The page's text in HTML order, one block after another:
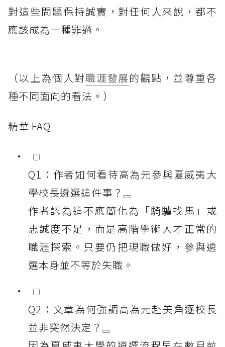
對這些問題保持誠實，對任何人來說，都不
應該成為一種罪過。
（以上為個人對職涯發展的觀點，並尊重各
種不同面向的看法。）
精華 FAQ
Q1：作者如何看待高為元參與夏威夷大
學校長遴選這件事？
作者認為這不應簡化為「騎驢找馬」或
忠誠度不足，而是高階學術人才正常的
職涯探索。只要仍把現職做好，參與遴
選本身並不等於失職。
Q2：文章為何強調高為元赴美角逐校長
並非突然決定？